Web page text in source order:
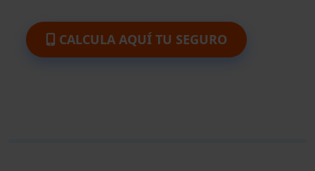
CALCULA AQUÍ TU SEGURO